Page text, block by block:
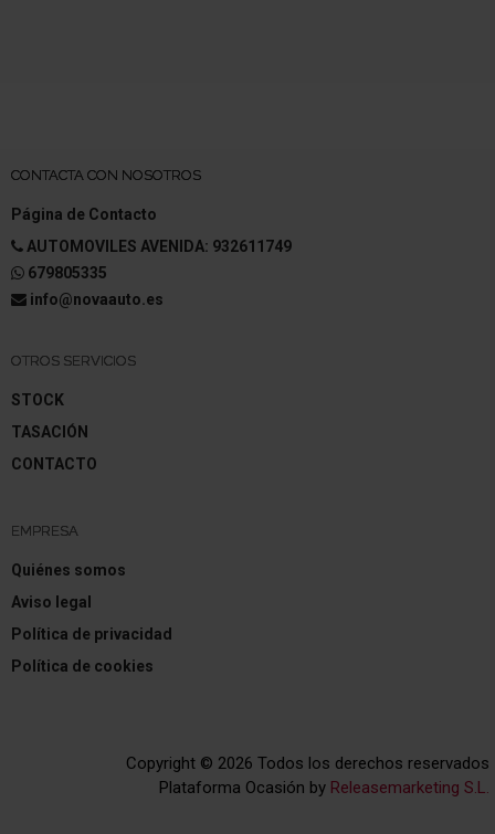
CONTACTA CON NOSOTROS
Página de Contacto
AUTOMOVILES AVENIDA: 932611749
679805335
info@novaauto.es
OTROS SERVICIOS
STOCK
TASACIÓN
CONTACTO
EMPRESA
Quiénes somos
Aviso legal
Política de privacidad
Política de cookies
Copyright © 2026 Todos los derechos reservados
Plataforma Ocasión by Releasemarketing S.L.